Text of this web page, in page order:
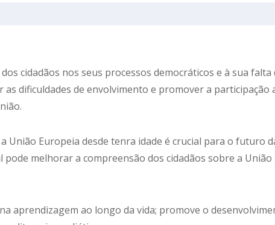
cidadãos nos seus processos democráticos e à sua
dificuldades de envolvimento e promover a participação
União Europeia desde tenra idade é crucial para o futuro
melhorar a compreensão dos cidadãos sobre a
aprendizagem ao longo da vida; promove o